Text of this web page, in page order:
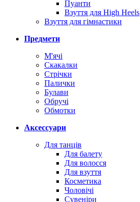
Пуанти
Взуття для High Heels
Взуття для гімнастики
Предмети
М'ячі
Скакалки
Стрічки
Палички
Булави
Обручі
Обмотки
Аксессуари
Для танців
Для балету
Для волосся
Для взуття
Косметика
Чоловічі
Сувеніри